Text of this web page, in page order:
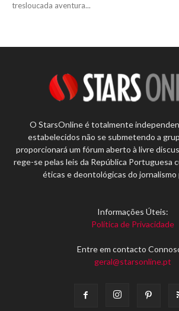
tresloucada aventura...
O StarsOnline é totalmente
estabelecidos não se submetendo a
proporcionará um fórum aberto à livre
rege-se pelas leis da República Portuguesa
éticas e deontológicas do jornalismo
Informações Úteis:
Política de Privacidade
Entre em contacto
geral@starsonline.pt